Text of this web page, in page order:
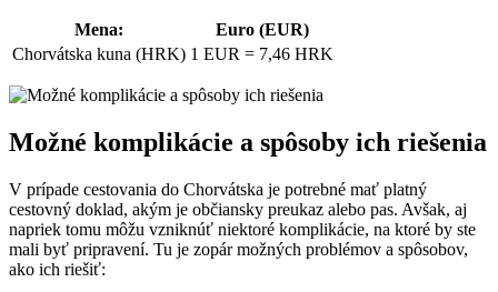
Mena:
Euro (EUR)
Chorvátska kuna (HRK) 1 EUR = 7,46 HRK
Možné komplikácie a spôsoby ich riešenia
V prípade cestovania do Chorvátska je potrebné mať platný
cestovný doklad, akým je občiansky preukaz alebo pas. Avšak, aj
napriek tomu môžu vzniknúť niektoré komplikácie, na ktoré by ste
mali byť pripravení. Tu je zopár možných problémov a spôsobov,
ako ich riešiť: